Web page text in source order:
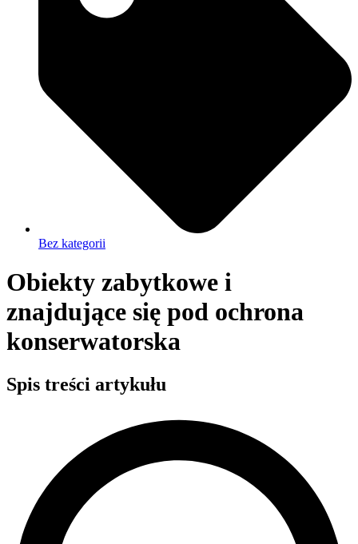
Bez kategorii
Obiekty zabytkowe i
znajdujące się pod ochrona
konserwatorska
Spis treści artykułu